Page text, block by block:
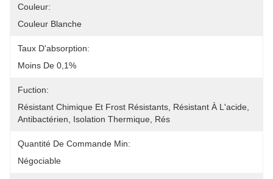
Couleur:
Couleur Blanche
Taux D'absorption:
Moins De 0,1%
Fuction:
Résistant Chimique Et Frost Résistants, Résistant À L'acide,
Antibactérien, Isolation Thermique, Rés
Quantité De Commande Min:
Négociable